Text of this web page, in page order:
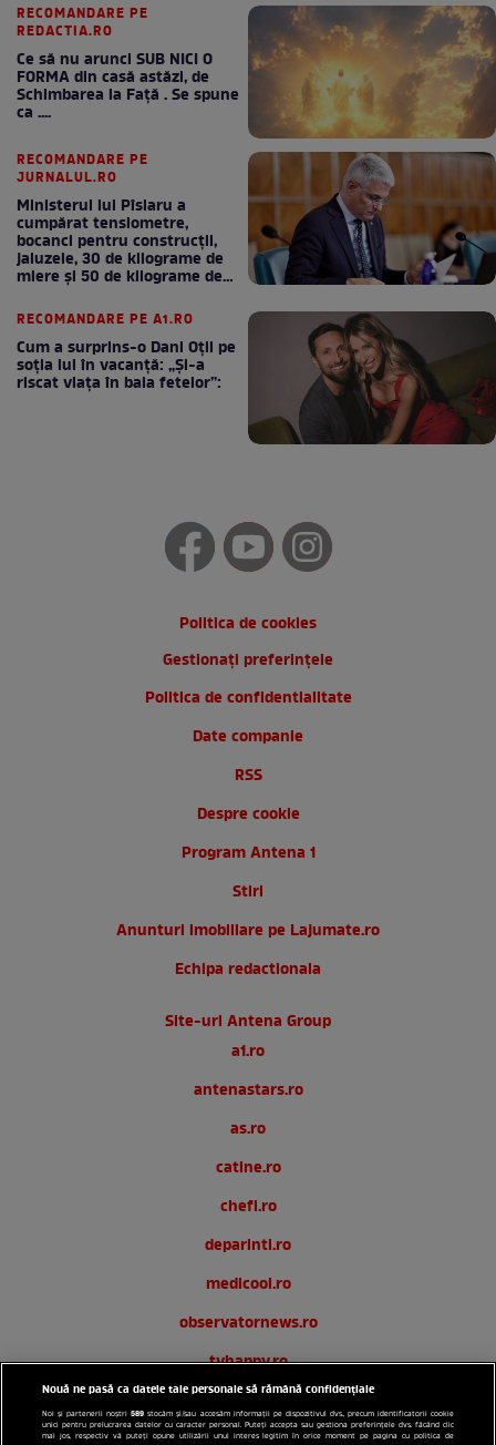
RECOMANDARE PE
REDACTIA.RO
Ce să nu arunci SUB NICI O
FORMA din casă astăzi, de
Schimbarea la Față . Se spune
ca ....
RECOMANDARE PE
JURNALUL.RO
Ministerul lui Pîslaru a
cumpărat tensiometre,
bocanci pentru construcții,
jaluzele, 30 de kilograme de
miere și 50 de kilograme de
RECOMANDARE PE A1.RO
Cum a surprins-o Dani Oțil pe
soția lui în vacanță: „Și-a
riscat viața în baia fetelor”:
Politica de cookies
Gestionați preferințele
Politica de confidentialitate
Date companie
RSS
Despre cookie
Program Antena 1
Stiri
Anunturi imobiliare pe Lajumate.ro
Echipa redactionala
Site-uri Antena Group
a1.ro
antenastars.ro
as.ro
catine.ro
chefi.ro
deparinti.ro
medicool.ro
observatornews.ro
tvhappy.ro
useit.ro
Nouă ne pasă ca datele tale personale să rămână confidențiale
Noi și partenerii noștri589 stocăm și/sau accesăm informații pe dispozitivul dvs., precum identificatorii cookie
unici pentru prelucrarea datelor cu caracter personal. Puteți accepta sau gestiona preferințele dvs. făcând clic
mai jos, respectiv vă puteți opune utilizării unui interes legitim în orice moment pe pagina cu politica de